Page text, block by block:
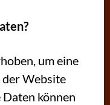
um eine
Website
können